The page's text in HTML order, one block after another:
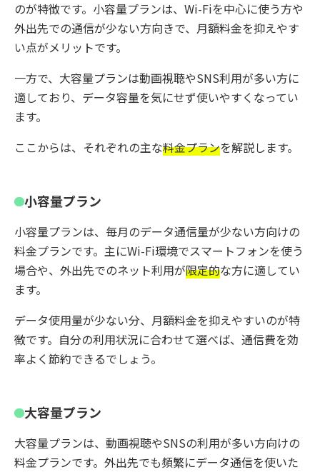
のが特徴です。小容量プランは、Wi-Fiを中心に使う方や
外出先での通信が少ない方向きで、月額料金を抑えやす
い点がメリットです。
一方で、大容量プランは動画視聴やSNS利用が多い方に
適しており、データ容量を気にせず使いやすくなってい
ます。
ここからは、それぞれの主な料金プランを解説します。
小容量プラン
小容量プランは、毎月のデータ通信量が少ない方向けの
料金プランです。主にWi-Fi環境でスマートフォンを使う
場合や、外出先でのネット利用が限定的な方に適してい
ます。
データ使用量が少ない分、月額料金を抑えやすいのが特
徴です。自分の利用状況に合わせて選べば、通信費を効
率よく節約できるでしょう。
大容量プラン
大容量プランは、動画視聴やSNSの利用が多い方向けの
料金プランです。外出先でも頻繁にデータ通信を使いた